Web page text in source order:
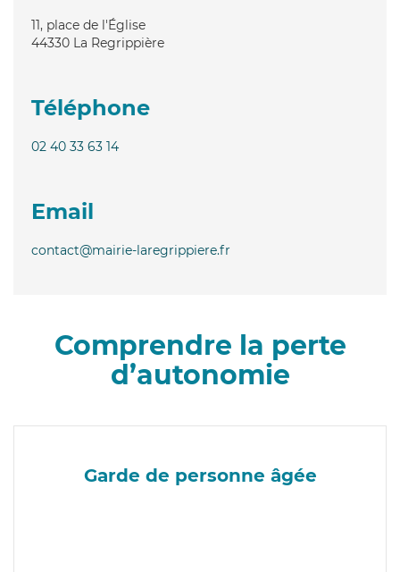
11, place de l'Église
44330 La Regrippière
Téléphone
02 40 33 63 14
Email
contact@mairie-laregrippiere.fr
Comprendre la perte
d’autonomie
Garde de personne âgée